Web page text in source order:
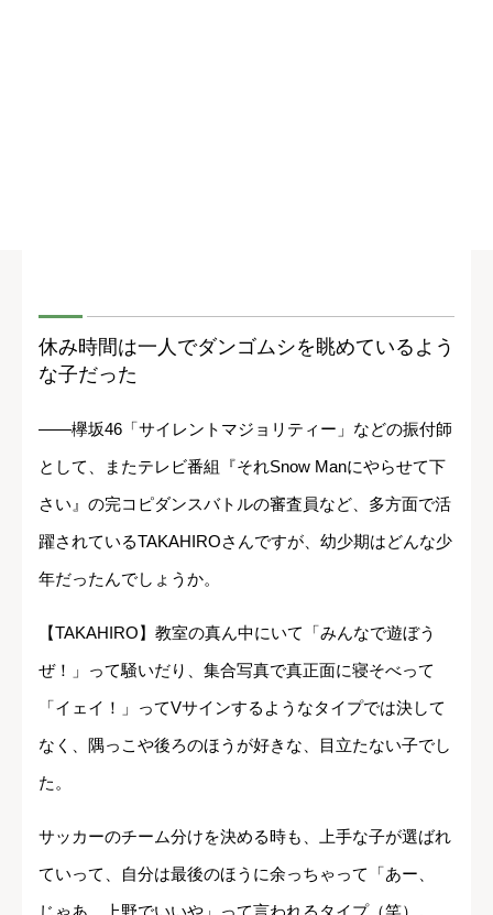
休み時間は一人でダンゴムシを眺めているよう
な子だった
――欅坂46「サイレントマジョリティー」などの振付師
として、またテレビ番組『それSnow Manにやらせて下
さい』の完コピダンスバトルの審査員など、多方面で活
躍されているTAKAHIROさんですが、幼少期はどんな少
年だったんでしょうか。
【TAKAHIRO】教室の真ん中にいて「みんなで遊ぼう
ぜ！」って騒いだり、集合写真で真正面に寝そべって
「イェイ！」ってVサインするようなタイプでは決して
なく、隅っこや後ろのほうが好きな、目立たない子でし
た。
サッカーのチーム分けを決める時も、上手な子が選ばれ
ていって、自分は最後のほうに余っちゃって「あー、
じゃあ、上野でいいや」って言われるタイプ（笑）。